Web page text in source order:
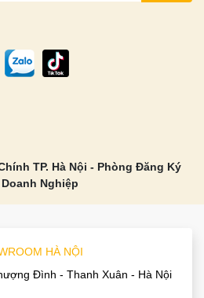
TP. Hà Nội - Phòng Đăng Ký
Nghiệp
HÀ NỘI
Đình - Thanh Xuân - Hà Nội